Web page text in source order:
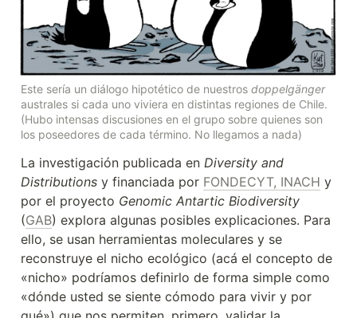
Este sería un diálogo hipotético de nuestros doppelgänger
australes si cada uno viviera en distintas regiones de Chile.
(Hubo intensas discusiones en el grupo sobre quienes son
los poseedores de cada término. No llegamos a nada)
La investigación publicada en Diversity and
Distributions y financiada por FONDECYT, INACH y
por el proyecto Genomic Antartic Biodiversity
(GAB) explora algunas posibles explicaciones. Para
ello, se usan herramientas moleculares y se
reconstruye el nicho ecológico (acá el concepto de
«nicho» podríamos definirlo de forma simple como
«dónde usted se siente cómodo para vivir y por